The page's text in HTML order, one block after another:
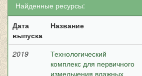
Найденные ресурсы:
Дата
выпуска
Название
2019
Технологический
комплекс для первичного
измельчения влажных